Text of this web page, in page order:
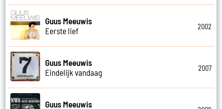
Guus Meeuwis
Eerste lief
2002
Guus Meeuwis
Eindelijk vandaag
2007
Guus Meeuwis